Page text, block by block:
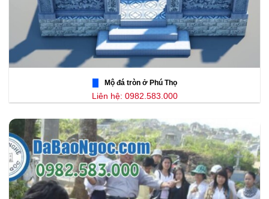
Mộ đá tròn ở Phú Thọ
Liên hệ: 0982.583.000